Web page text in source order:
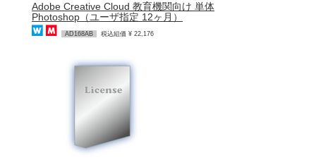
Adobe Creative Cloud 教育機関向け 単体
Photoshop（ユーザ指定 12ヶ月）
AD168AB 税込組価 ¥ 22,176